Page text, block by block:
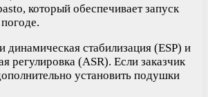
который обеспечивает запуск
динамическая стабилизация (ESP) и
регулировка (ASR). Если заказчик
установить подушки